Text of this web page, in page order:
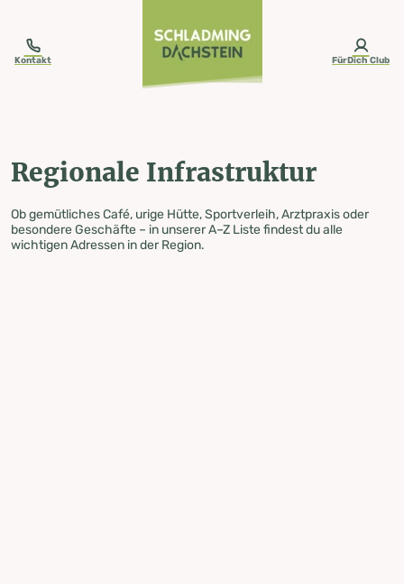
Kontakt FürDich Club
Regionale Infrastruktur
Ob gemütliches Café, urige Hütte, Sportverleih, Arztpraxis oder
besondere Geschäfte – in unserer A–Z Liste findest du alle
wichtigen Adressen in der Region.